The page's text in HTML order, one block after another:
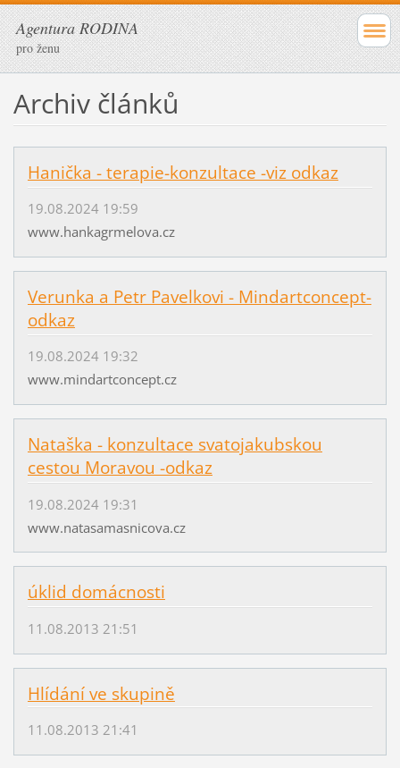
Agentura RODINA
pro ženu
Archiv článků
Hanička - terapie-konzultace -viz odkaz
19.08.2024 19:59
www.hankagrmelova.cz
Verunka a Petr Pavelkovi - Mindartconcept-
odkaz
19.08.2024 19:32
www.mindartconcept.cz
Nataška - konzultace svatojakubskou
cestou Moravou -odkaz
19.08.2024 19:31
www.natasamasnicova.cz
úklid domácnosti
11.08.2013 21:51
Hlídání ve skupině
11.08.2013 21:41